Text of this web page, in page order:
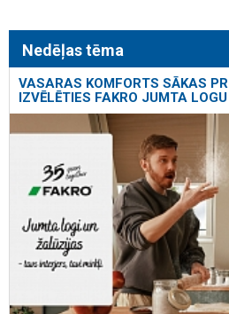
Nedēļas tēma
VASARAS KOMFORTS SĀKAS
IZVĒLĒTIES FAKRO JUMTA